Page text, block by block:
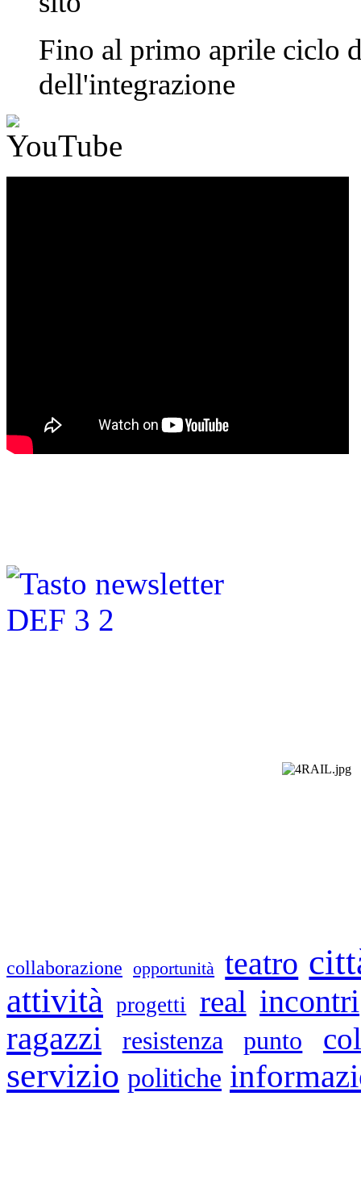
Fino al primo aprile ciclo
dell'integrazione
collaborazione opportunità teatro
attività progetti real incontri
ragazzi resistenza punto
servizio politiche